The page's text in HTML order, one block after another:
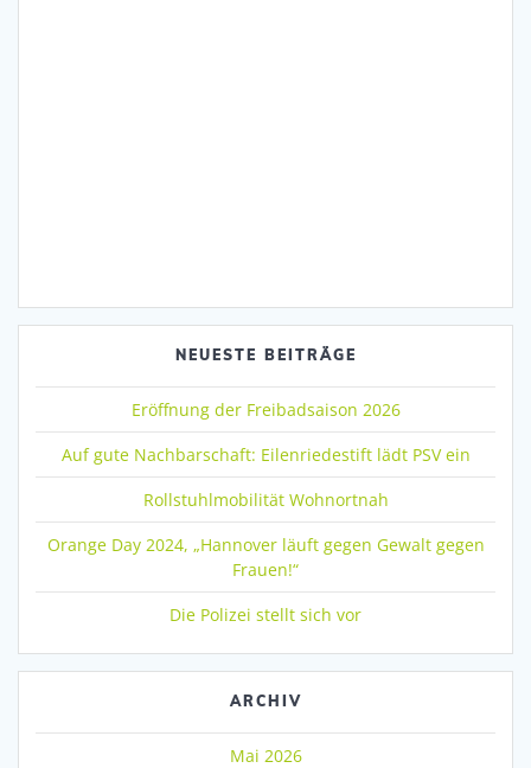
NEUESTE BEITRÄGE
Eröffnung der Freibadsaison 2026
Auf gute Nachbarschaft: Eilenriedestift lädt PSV ein
Rollstuhlmobilität Wohnortnah
Orange Day 2024, „Hannover läuft gegen Gewalt gegen
Frauen!“
Die Polizei stellt sich vor
ARCHIV
Mai 2026